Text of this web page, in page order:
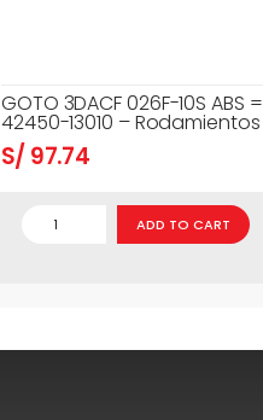
GOTO 3DACF 026F-10S ABS =
42450-13010 – Rodamientos
S/ 97.74
ADD TO CART